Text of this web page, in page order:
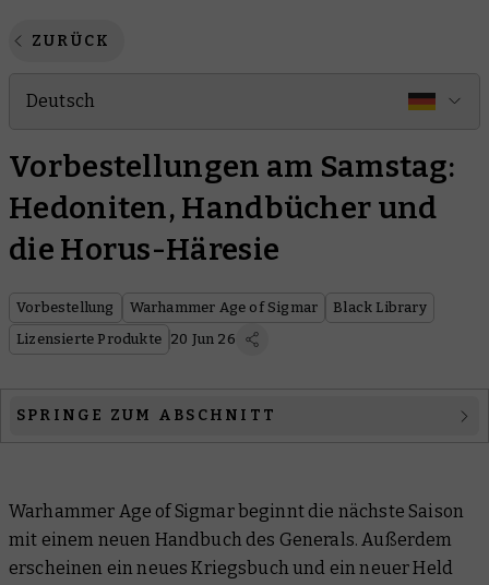
ZURÜCK
Deutsch
Vorbestellungen am Samstag:
Hedoniten, Handbücher und
die Horus-Häresie
Vorbestellung Warhammer Age of Sigmar
Black Library
Lizensierte Produkte 20 Jun 26
SPRINGE ZUM ABSCHNITT
Black Library
Lizensierte Produkte
Warhammer Age of Sigmar beginnt die nächste Saison
mit einem neuen Handbuch des Generals. Außerdem
erscheinen ein neues Kriegsbuch und ein neuer Held